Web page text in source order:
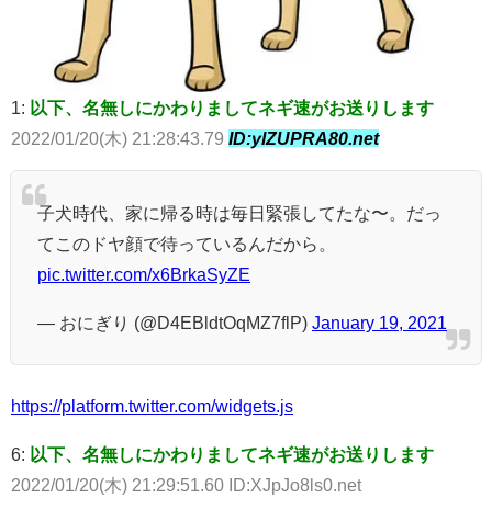
1: 以下、名無しにかわりましてネギ速がお送りします
2022/01/20(木) 21:28:43.79 ID:ylZUPRA80.net
子犬時代、家に帰る時は毎日緊張してたな〜。だっ
てこのドヤ顔で待っているんだから。
pic.twitter.com/x6BrkaSyZE
— おにぎり (@D4EBldtOqMZ7flP) January 19, 2021
https://platform.twitter.com/widgets.js
6: 以下、名無しにかわりましてネギ速がお送りします
2022/01/20(木) 21:29:51.60 ID:XJpJo8ls0.net